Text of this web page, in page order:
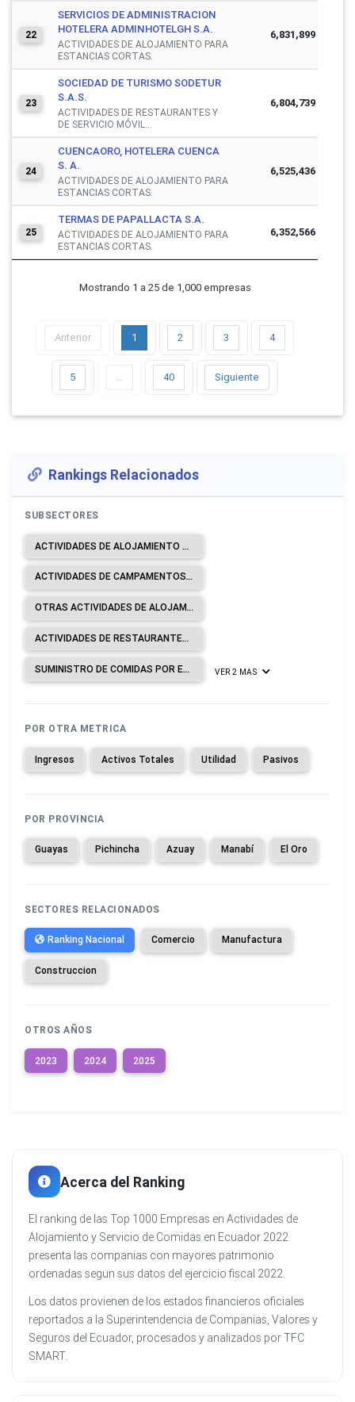
22
SERVICIOS DE ADMINISTRACION
HOTELERA ADMINHOTELGH S.A.
ACTIVIDADES DE ALOJAMIENTO PARA
ESTANCIAS CORTAS.
6,831,899
23
SOCIEDAD DE TURISMO SODETUR
S.A.S.
ACTIVIDADES DE RESTAURANTES Y
DE SERVICIO MÓVIL...
6,804,739
24
CUENCAORO, HOTELERA CUENCA
S. A.
ACTIVIDADES DE ALOJAMIENTO PARA
ESTANCIAS CORTAS.
6,525,436
25
TERMAS DE PAPALLACTA S.A.
ACTIVIDADES DE ALOJAMIENTO PARA
ESTANCIAS CORTAS.
6,352,566
Mostrando 1 a 25 de 1,000 empresas
Anterior 1 2 3 4
5 … 40 Siguiente
Rankings Relacionados
SUBSECTORES
ACTIVIDADES DE ALOJAMIENTO PARA ESTANCIAS CORTAS.
ACTIVIDADES DE CAMPAMENTOS, PARQUES DE VEHÍCULOS DE RECREO Y PARQUES DE CARAVANAS.
OTRAS ACTIVIDADES DE ALOJAMIENTO.
ACTIVIDADES DE RESTAURANTES Y DE SERVICIO MÓVIL DE COMIDAS.
SUMINISTRO DE COMIDAS POR ENCARGO. VER 2 MAS
POR OTRA METRICA
Ingresos Activos Totales Utilidad Pasivos
POR PROVINCIA
Guayas Pichincha Azuay Manabí El Oro
SECTORES RELACIONADOS
Ranking Nacional Comercio Manufactura
Construccion
OTROS AÑOS
2023 2024 2025
Acerca del Ranking
El ranking de las Top 1000 Empresas en Actividades de
Alojamiento y Servicio de Comidas en Ecuador 2022
presenta las companias con mayores patrimonio
ordenadas segun sus datos del ejercicio fiscal 2022.
Los datos provienen de los estados financieros oficiales
reportados a la Superintendencia de Companias, Valores y
Seguros del Ecuador, procesados y analizados por TFC
SMART.